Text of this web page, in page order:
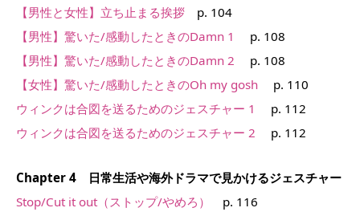
【男性と女性】立ち止まる挨拶 p. 104
【男性】驚いた/感動したときのDamn 1
p. 108
【男性】驚いた/感動したときのDamn 2 p. 108
【女性】驚いた/感動したときのOh my gosh p. 110
ウィンクは合図を送るためのジェスチャー 1
p. 112
ウィンクは合図を送るためのジェスチャー 2 p. 112
Chapter 4 日常生活や海外ドラマで見かけるジェスチャー
Stop/Cut it out（ストップ/やめろ）
p. 116